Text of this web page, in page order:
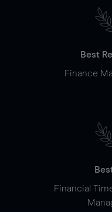
Best
Finance
Financial